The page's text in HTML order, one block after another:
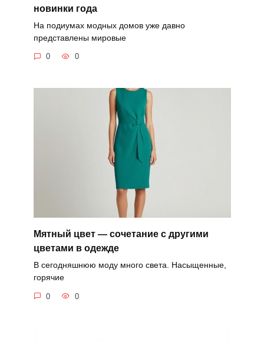
новинки года
На подиумах модных домов уже давно
представлены мировые
0 0
Мятный цвет — сочетание с другими
цветами в одежде
В сегодняшнюю моду много света. Насыщенные,
горячие
0 0